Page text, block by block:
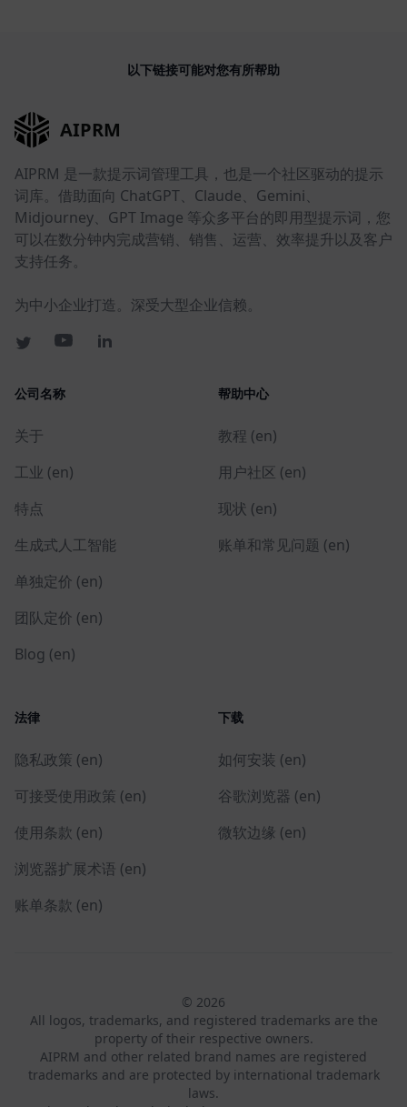
以下链接可能对您有所帮助
AIPRM
AIPRM 是一款提示词管理工具，也是一个社区驱动的提示
词库。借助面向 ChatGPT、Claude、Gemini、
Midjourney、GPT Image 等众多平台的即用型提示词，您
可以在数分钟内完成营销、销售、运营、效率提升以及客户
支持任务。
为中小企业打造。深受大型企业信赖。
公司名称
关于
工业 (en)
特点
生成式人工智能
单独定价 (en)
团队定价 (en)
Blog (en)
帮助中心
教程 (en)
用户社区 (en)
现状 (en)
账单和常见问题 (en)
法律
隐私政策 (en)
可接受使用政策 (en)
使用条款 (en)
浏览器扩展术语 (en)
账单条款 (en)
下载
如何安装 (en)
谷歌浏览器 (en)
微软边缘 (en)
© 2026
All logos, trademarks, and registered trademarks are the
property of their respective owners.
AIPRM and other related brand names are registered
trademarks and are protected by international trademark
laws.